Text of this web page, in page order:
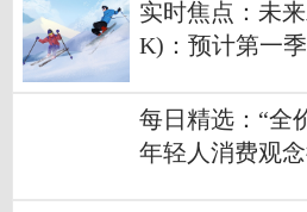
实时焦点：未
K)：预计第一
每日精选：“全
年轻人消费观